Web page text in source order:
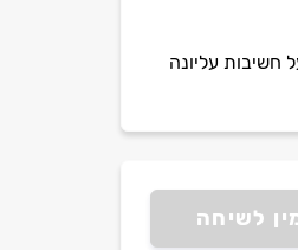
חשיבות עליונה
לשיחה